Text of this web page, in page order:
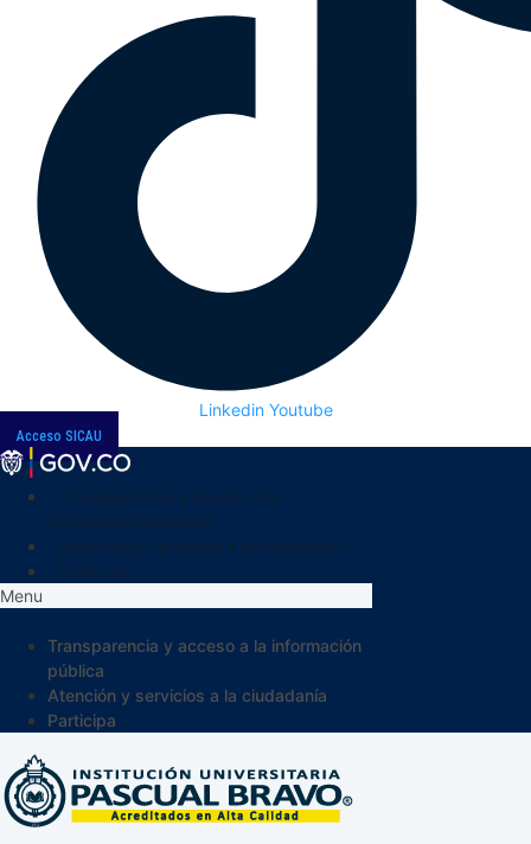
Linkedin Youtube
Acceso SICAU
Menu
Transparencia y acceso a la información
pública
Atención y servicios a la ciudadanía
Participa